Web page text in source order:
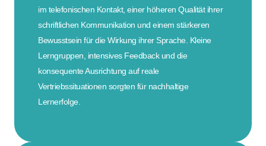
im telefonischen Kontakt, einer höheren Qualität ihrer
schriftlichen Kommunikation und einem stärkeren
Bewusstsein für die Wirkung ihrer Sprache. Kleine
Lerngruppen, intensives Feedback und die
konsequente Ausrichtung auf reale
Vertriebssituationen sorgten für nachhaltige
Lernerfolge.